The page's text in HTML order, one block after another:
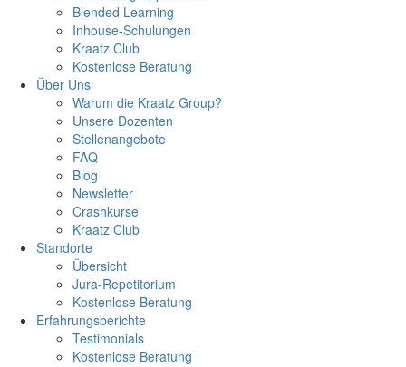
Blended Learning
Inhouse-Schulungen
Kraatz Club
Kostenlose Beratung
Über Uns
Warum die Kraatz Group?
Unsere Dozenten
Stellenangebote
FAQ
Blog
Newsletter
Crashkurse
Kraatz Club
Standorte
Übersicht
Jura-Repetitorium
Kostenlose Beratung
Erfahrungsberichte
Testimonials
Kostenlose Beratung